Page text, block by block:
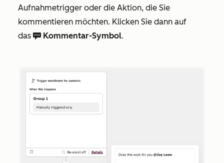
Aufnahmetrigger oder die Aktion, die Sie
kommentieren möchten. Klicken Sie dann auf
das comments Kommentar-Symbol.